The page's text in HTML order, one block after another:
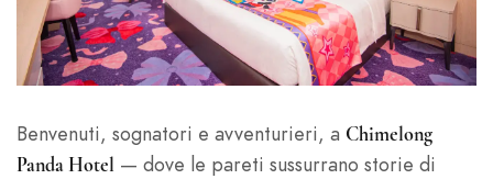
Benvenuti, sognatori e avventurieri, a Chimelong
Panda Hotel — dove le pareti sussurrano storie di